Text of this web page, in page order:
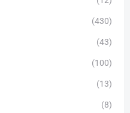
(430)
(43)
(100)
(13)
(8)